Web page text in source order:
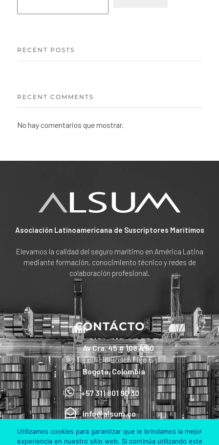
RECENT POSTS
RECENT COMMENTS
No hay comentarios que mostrar.
Asociación Latinoamericana de Suscriptores Marítimos
Elevamos la calidad del seguro marítimo en América Latina
mediante formación, conocimiento técnico y redes de
colaboración profesional.
CONTÁCTO
Av Cra. 45 # 108 A 50
Edificio Bosch Piso 6
Bogotá, Colombia
+57 311 801 90 30
info@alsum.co
Utilizamos cookies para garantizar que le brindamos la mejor
experiencia en nuestro sitio web. Si continúa utilizando este